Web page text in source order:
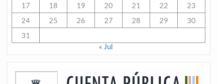
17
18 19 20 21 22
23
24
25 26 27 28 29
30
31
« Jul